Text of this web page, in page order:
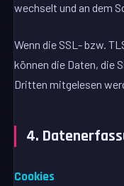
wechselt und an dem
Wenn die SSL- bzw.
können die Daten, die
Dritten mitgelesen
4.
Cookies